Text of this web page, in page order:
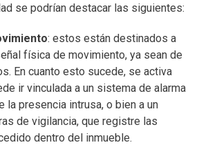
se podrían destacar las siguientes:
: estos están destinados a
física de movimiento, ya sean de
En cuanto esto sucede, se activa
ir vinculada a un sistema de alarma
la presencia intrusa, o bien a un
de vigilancia, que registre las
dentro del inmueble.